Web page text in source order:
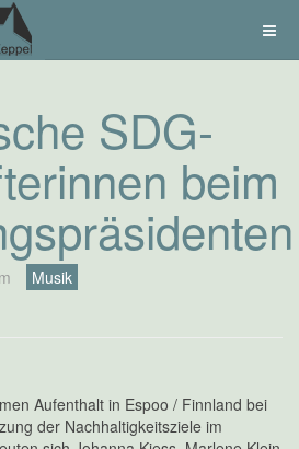
SDG-
beim
Musik
Aufenthalt in Espoo / Finnland bei
der Nachhaltigkeitsziele im